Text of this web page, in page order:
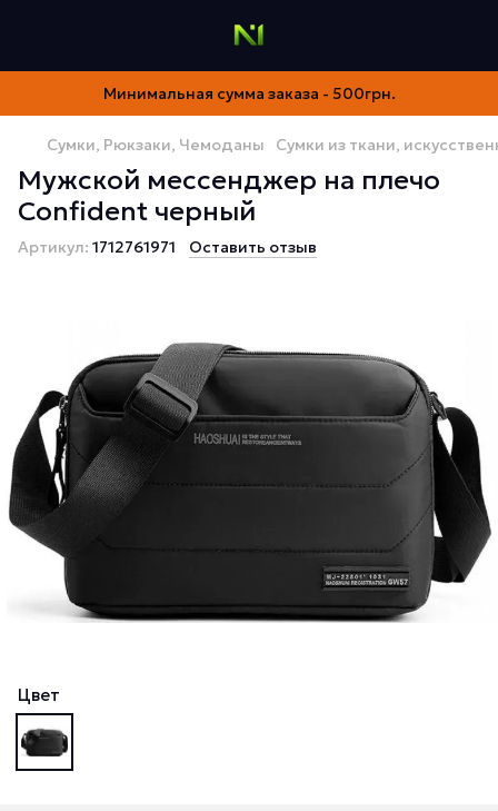
Минимальная сумма заказа - 500грн.
Сумки, Рюкзаки, Чемоданы Сумки из ткани,
Мужской мессенджер на плечо
Confident черный
Артикул: 1712761971 Оставить отзыв
Цвет